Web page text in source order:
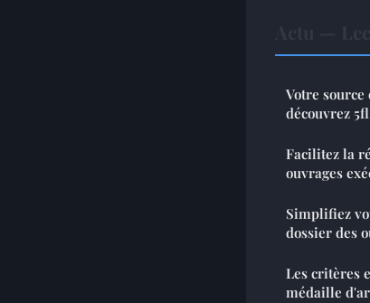
Votre
découvrez
Facilitez la
ouvrages
Simplifiez
dossier des
Les critères
médaille